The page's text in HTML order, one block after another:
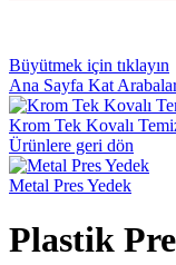
Büyütmek için tıklayın
Ana Sayfa Kat
Krom Tek Kovalı
Ürünlere geri dön
Metal Pres Yedek
Plastik